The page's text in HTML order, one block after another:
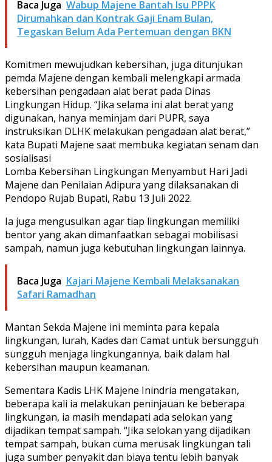
Baca Juga Wabup Majene Bantah Isu PPPK
Dirumahkan dan Kontrak Gaji Enam Bulan,
Tegaskan Belum Ada Pertemuan dengan BKN
Komitmen mewujudkan kebersihan, juga ditunjukan
pemda Majene dengan kembali melengkapi armada
kebersihan pengadaan alat berat pada Dinas
Lingkungan Hidup. “Jika selama ini alat berat yang
digunakan, hanya meminjam dari PUPR, saya
instruksikan DLHK melakukan pengadaan alat berat,”
kata Bupati Majene saat membuka kegiatan senam dan
sosialisasi
Lomba Kebersihan Lingkungan Menyambut Hari Jadi
Majene dan Penilaian Adipura yang dilaksanakan di
Pendopo Rujab Bupati, Rabu 13 Juli 2022.
Ia juga mengusulkan agar tiap lingkungan memiliki
bentor yang akan dimanfaatkan sebagai mobilisasi
sampah, namun juga kebutuhan lingkungan lainnya.
Baca Juga Kajari Majene Kembali Melaksanakan
Safari Ramadhan
Mantan Sekda Majene ini meminta para kepala
lingkungan, lurah, Kades dan Camat untuk bersungguh
sungguh menjaga lingkungannya, baik dalam hal
kebersihan maupun keamanan.
Sementara Kadis LHK Majene Inindria mengatakan,
beberapa kali ia melakukan peninjauan ke beberapa
lingkungan, ia masih mendapati ada selokan yang
dijadikan tempat sampah. “Jika selokan yang dijadikan
tempat sampah, bukan cuma merusak lingkungan tali
juga sumber penyakit dan biaya tentu lebih banyak